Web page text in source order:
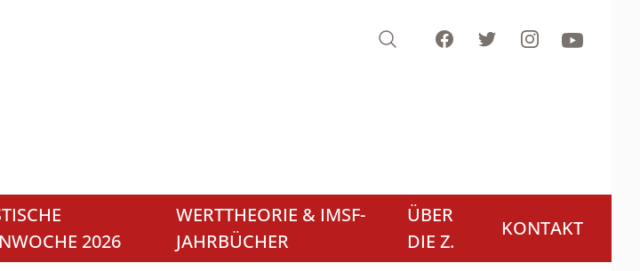
Search FacebookTwitterInstagramYoutube
2026
WERTTHEORIE & IMSF-
JAHRBÜCHER
ÜBER
DIE Z.
KONTAKT